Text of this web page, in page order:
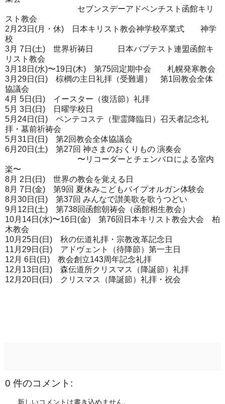
セブンスデーアドベンチスト函館キリ
スト教会
2月23日(月・休) 日本キリスト教会神学校卒業式 神学
校
3月 7日(土) 世界祈祷日 日本バプテスト連盟函館キ
リスト教会
3月18日(水)〜19日(木) 第75回定期中会 札幌発寒教会
3月29日(日) 棕櫚の主日礼拝（受難週） 第1回教会全体
協議会
4月 5日(日) イースター（復活節）礼拝
5月 3日(日) 日曜学校日
5月24日(日) ペンテコステ（聖霊降臨日）召天者記念礼
拝・墓前祈祷会
5月31日(日) 第2回教会全体協議会
6月20日(土) 第27回 神さまのおくりもの 演奏会
〜リコーダーとチェンバロによる室内
楽〜
8月 2日(日) 世界の教会を覚える日
8月 7日(金) 第9回 夏休みこどもパイプオルガン体験会
8月30日(日) 第37回 みんなで讃美歌を歌うつどい
9月12日(土) 第738回函館朝祷会（函館相生教会）
10月14日(水)〜16日(金) 第76回日本キリスト教会大会 柏
木教会
10月25日(日) 秋の伝道礼拝・宗教改革記念日
11月29日(日) アドヴェント（待降節）第一主日
12月 6日(日) 教会創立143周年記念礼拝
12月13日(日) 森伝道所クリスマス（降誕節）礼拝
12月20日(日) クリスマス（降誕節）礼拝・祝会
0 件のコメント:
新しいコメントは書き込めません。